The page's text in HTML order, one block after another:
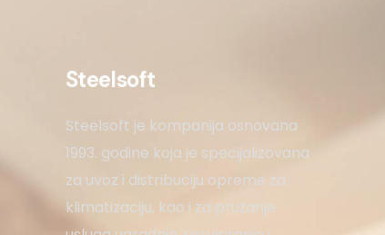
Steelsoft
Steelsoft je kompanija osnovana
1993. godine koja je specijalizovana
za uvoz i distribuciju opreme za
klimatizaciju, kao i za pružanje